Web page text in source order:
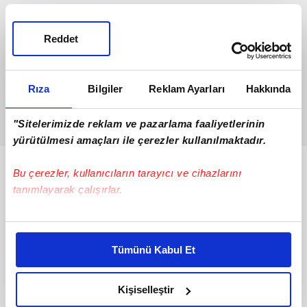
Rıza Bilgiler Reklam Ayarları Hakkında
"Sitelerimizde reklam ve pazarlama faaliyetlerinin
yürütülmesi amaçları ile çerezler kullanılmaktadır.
Bu çerezler, kullanıcıların tarayıcı ve cihazlarını
tanımlayarak çalışırlar.
Bu çerezlere izin vermeniz halinde sizlere özel
daha iyi reklam deneyimi yaşatabiliriz. Bunu yaparken
amacımızın size daha iyi bir reklam deneyimi sunmak
olduğunu ve sizlere en iyi içerikleri sunabilmek adına
Tümünü Kabul Et
Kişiselleştir
Reddet
Bunlar da Var